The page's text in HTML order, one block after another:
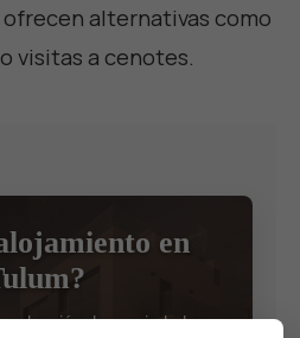
alternativas como
visitas a cenotes.
en
selección de propiedades